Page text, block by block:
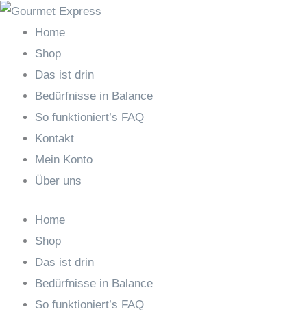
Zum
Inhalt
springen
Home
Shop
Das ist drin
Bedürfnisse in Balance
So funktioniert’s FAQ
Kontakt
Mein Konto
Über uns
Home
Shop
Das ist drin
Bedürfnisse in Balance
So funktioniert’s FAQ